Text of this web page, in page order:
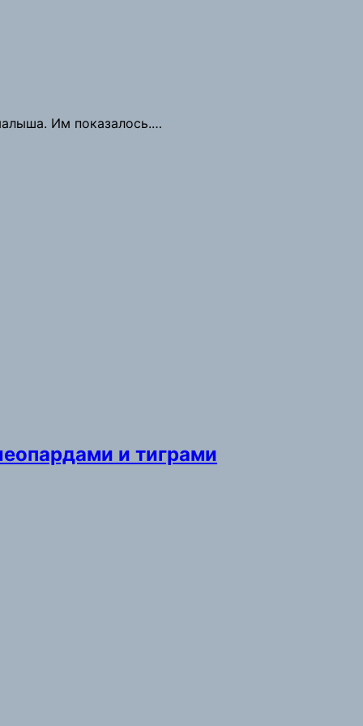
Им показалось.…
и тиграми